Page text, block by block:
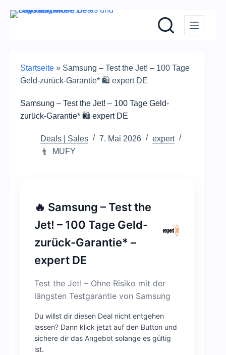
Zum
Startseite » Samsung – Test the Jet! – 100 Tage
Geld-zurück-Garantie* 🛍️ expert DE
Samsung – Test the Jet! – 100 Tage Geld-
zurück-Garantie* 🛍️ expert DE
Deals | Sales 7. Mai 2026
expert
MUFY
🔥 Samsung – Test the
Jet! – 100 Tage Geld-
zurück-Garantie* –
expert DE
Test the Jet! – Ohne Risiko mit der
längsten Testgarantie von Samsung
Du willst dir diesen Deal nicht entgehen
lassen? Dann klick jetzt auf den Button und
sichere dir das Angebot solange es gültig
ist.